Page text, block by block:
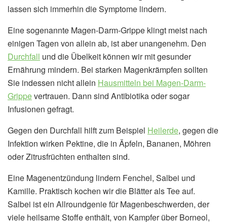
lassen sich immerhin die Symptome lindern.
Eine sogenannte Magen-Darm-Grippe klingt meist nach
einigen Tagen von allein ab, ist aber unangenehm. Den
Durchfall und die Übelkeit können wir mit gesunder
Ernährung mindern. Bei starken Magenkrämpfen sollten
Sie indessen nicht allein Hausmitteln bei Magen-Darm-
Grippevertrauen. Dann sind Antibiotika oder sogar
Infusionen gefragt.
Gegen den Durchfall hilft zum Beispiel Heilerde, gegen die
Infektion wirken Pektine, die in Äpfeln, Bananen, Möhren
oder Zitrusfrüchten enthalten sind.
Eine Magenentzündung lindern Fenchel, Salbei und
Kamille. Praktisch kochen wir die Blätter als Tee auf.
Salbei ist ein Allroundgenie für Magenbeschwerden, der
viele heilsame Stoffe enthält, von Kampfer über Borneol,